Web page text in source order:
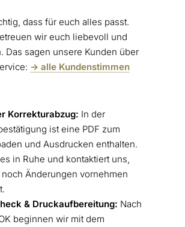
dass für euch alles passt.
wir euch liebevoll und
Das sagen unsere Kunden über
-> alle Kundenstimmen
Korrekturabzug: In der
ist eine PDF zum
und Ausdrucken enthalten.
in Ruhe und kontaktiert uns,
Änderungen vornehmen
& Druckaufbereitung: Nach
beginnen wir mit dem